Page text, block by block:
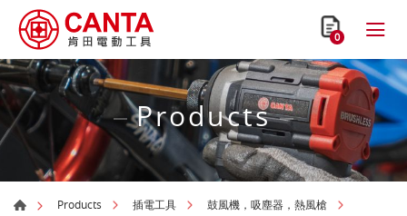
0
Products
Products 插電工具
鼓風機，吸塵器，熱風槍